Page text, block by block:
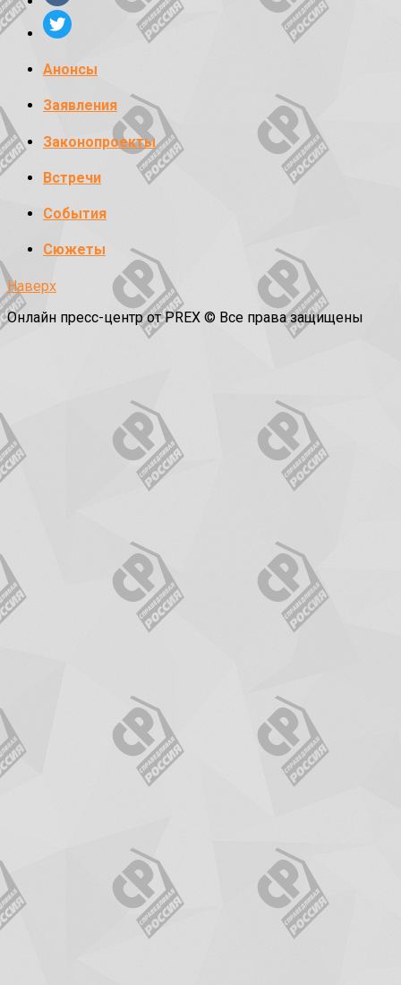
Анонсы
Заявления
Законопроекты
Встречи
События
Сюжеты
Наверх
Онлайн пресс-центр от PREX © Все права защищены